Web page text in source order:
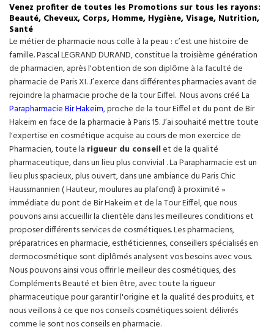
Venez profiter de toutes les Promotions sur tous les rayons:
Beauté, Cheveux, Corps, Homme, Hygiène, Visage, Nutrition,
Santé
Le métier de pharmacie nous colle à la peau : c’est une histoire de
famille. Pascal LEGRAND DURAND, constitue la troisième génération
de pharmacien, après l'obtention de son diplôme à la faculté de
pharmacie de Paris XI. J’exerce dans différentes pharmacies avant de
rejoindre la pharmacie proche de la tour Eiffel. Nous avons créé La
Parapharmacie Bir Hakeim, proche de la tourEiffelet du pont de Bir
Hakeim en face de la pharmacie à Paris 15. J’ai souhaité mettre toute
l'expertise en cosmétique acquise au cours de mon exercice de
Pharmacien, toute la rigueur du conseilet de la qualité
pharmaceutique, dans un lieu plus convivial . La Parapharmacie est un
lieu plus spacieux, plus ouvert, dans une ambiance du Paris Chic
Haussmannien ( Hauteur, moulures au plafond) à proximité »
immédiate du pont de Bir Hakeim et de la Tour Eiffel, que nous
pouvons ainsi accueillir la clientèle dans les meilleures conditions et
proposer différents services de cosmétiques. Les pharmaciens,
préparatrices en pharmacie, esthéticiennes, conseillers spécialisés en
dermocosmétique sont diplômés analysent vos besoins avec vous.
Nous pouvons ainsi vous offrir le meilleur des cosmétiques, des
Compléments Beauté et bien être, avec toute la rigueur
pharmaceutique pour garantir l'origine et la qualité des produits, et
nous veillons à ce que nos conseils cosmétiques soient délivrés
comme le sont nos conseils en pharmacie.